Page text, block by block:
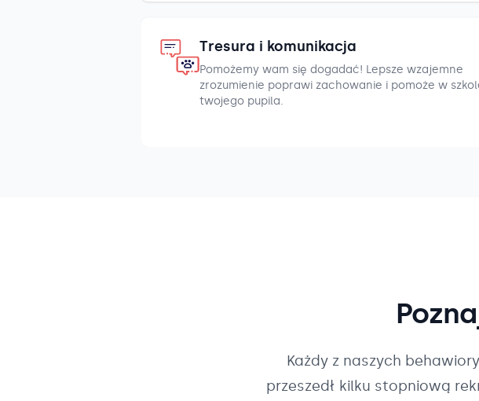
Tresura i komunikacja
Pomożemy wam się dogadać! Lepsze wzajemne
zrozumienie poprawi zachowanie i pomoże w
twojego pupila.
Każdy z naszych
przeszedł kilku stopniową